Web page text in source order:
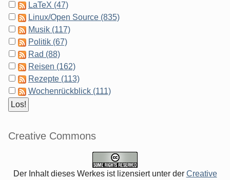
LaTeX (47)
Linux/Open Source (835)
Musik (117)
Politik (67)
Rad (88)
Reisen (162)
Rezepte (113)
Wochenrückblick (111)
Creative Commons
Der Inhalt dieses Werkes ist lizensiert unter der Creative